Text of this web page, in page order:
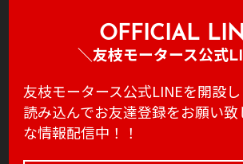
アクセス
プライバシーポリシー
OFFICIAL
＼友枝モータース公式
友枝モータース公式LINEを開設
読み込んでお友達登録をお願い致
な情報配信中！！